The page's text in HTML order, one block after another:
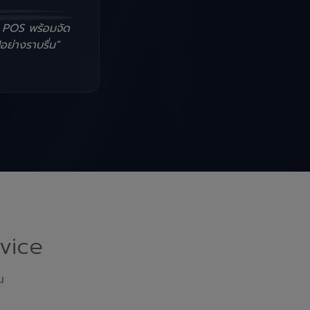
พร้อมจัด
ย่างราบรื่น"